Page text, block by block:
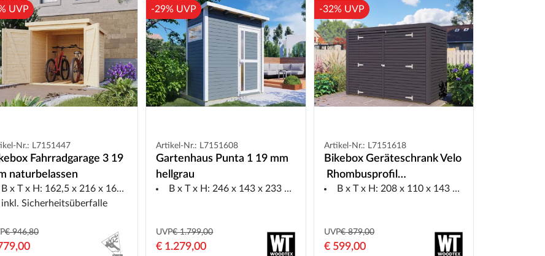
UVP
Nr.: L7151447
Fahrradgarage 3 19
naturbelassen
B x T x H: 162,5 x 216 x 167 cm
inkl. Sicherheitsüberfalle
€ 946,80
-29% UVP
Artikel-Nr.: L7151608
Gartenhaus Punta 1 19 mm
hellgrau
B x T x H: 246 x 143 x 233 cm, inkl. Boden
UVP€ 1.799,00
€ 1.279,00
-32% UVP
Artikel-Nr.: L7151618
Bikebox Geräteschrank Velo
Rhombusprofil
18 mm anthrazit
B x T x H: 208 x 110 x 143 cm, ohne Boden
UVP€ 879,00
€ 599,00